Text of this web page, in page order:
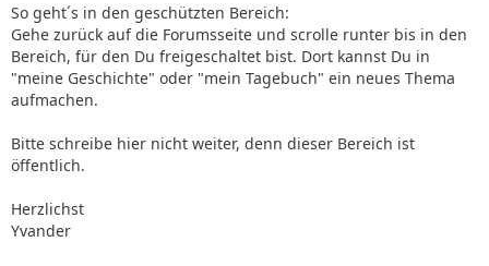
So geht´s in den geschützten Bereich:
Gehe zurück auf die Forumsseite und scrolle runter bis in den
Bereich, für den Du freigeschaltet bist. Dort kannst Du in
"meine Geschichte" oder "mein Tagebuch" ein neues Thema
aufmachen.
Bitte schreibe hier nicht weiter, denn dieser Bereich ist
öffentlich.
Herzlichst
Yvander